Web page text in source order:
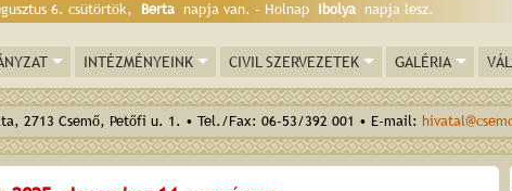
6. csütörtök, Berta napja van. - Holnap Ibolya napja lesz.
INTÉZMÉNYEINK CIVIL SZERVEZETEK GALÉRIA
2713 Csemő, Petőfi u. 1. • Tel./Fax: 06-53/392 001 • E-mail: